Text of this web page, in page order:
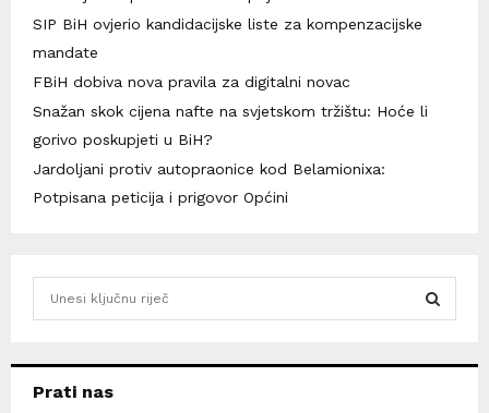
SIP BiH ovjerio kandidacijske liste za kompenzacijske
mandate
FBiH dobiva nova pravila za digitalni novac
Snažan skok cijena nafte na svjetskom tržištu: Hoće li
gorivo poskupjeti u BiH?
Jardoljani protiv autopraonice kod Belamionixa:
Potpisana peticija i prigovor Općini
hPrati nas